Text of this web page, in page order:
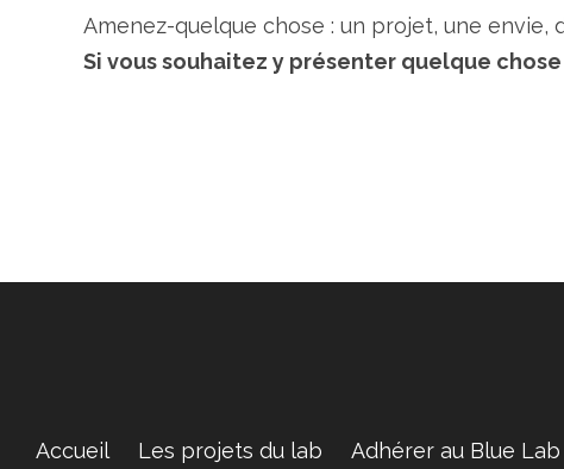
Amenez-quelque chose : un projet, une
Si vous souhaitez y présenter quelque
Accueil Les projets du lab Adhérer au Blue Lab